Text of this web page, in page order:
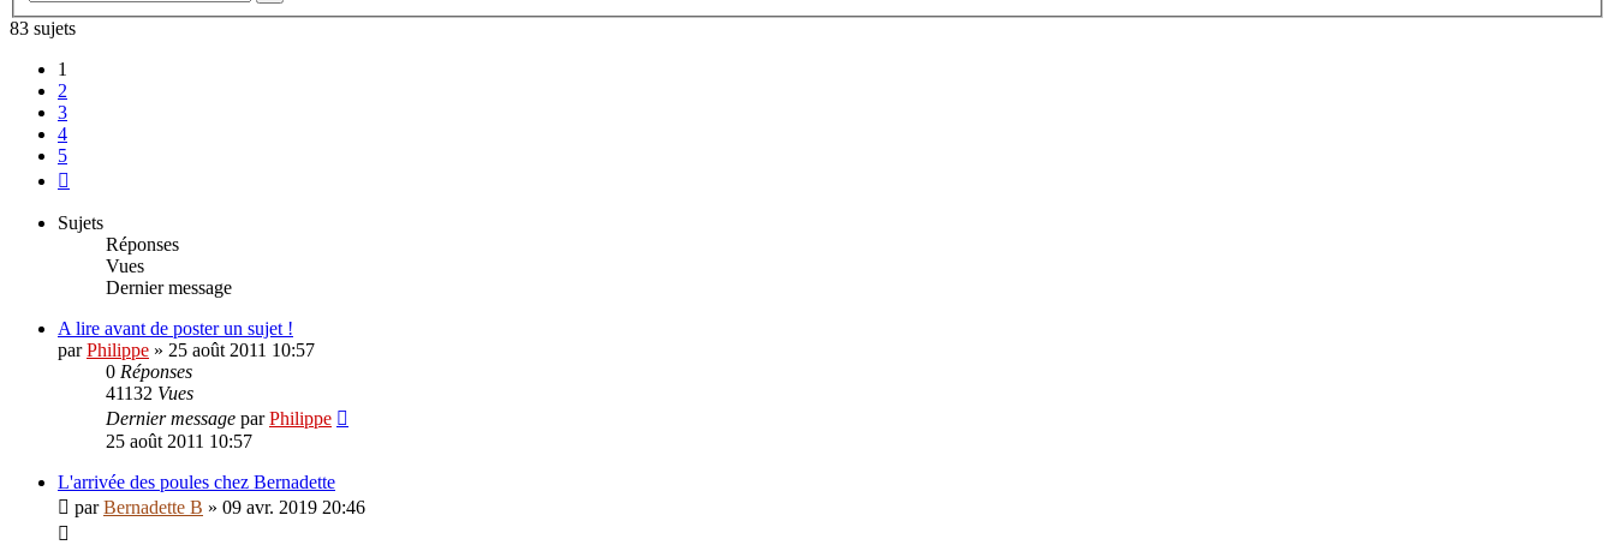
83 sujets
1
2
3
4
5
Sujets
Réponses
Vues
Dernier message
A lire avant de poster un sujet !
parPhilippe » 25 août 2011 10:57
0 Réponses
41132 Vues
Dernier message parPhilippe
25 août 2011 10:57
L'arrivée des poules chez Bernadette
parBernadette B » 09 avr. 2019 20:46